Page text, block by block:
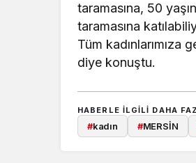
taramasına, 50
taramasına
Tüm kadınlarımıza
diye konuştu.
HABERLE ILGILI DAHA
#kadın #MERSİN